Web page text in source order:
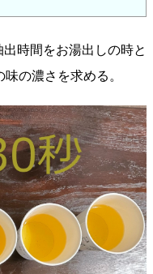
時間をお湯出しの時と
の濃さを求める。